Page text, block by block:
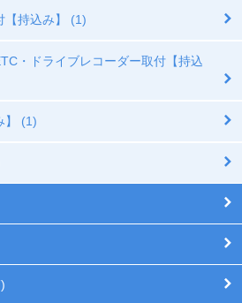
【持込み】 (1)
・ドライブレコーダー取付【持込
】 (1)